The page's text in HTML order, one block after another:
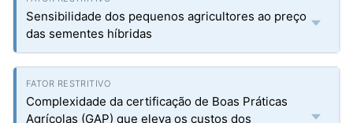
Sensibilidade dos pequenos agricultores ao preço
das sementes híbridas
Complexidade da certificação de Boas Práticas
Agrícolas (GAP) que eleva os custos dos